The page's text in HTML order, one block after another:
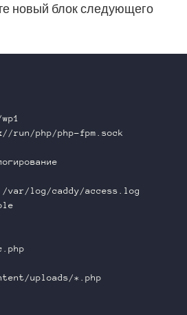
новый блок следующего
run/php/php-fpm.sock
var/log/caddy/access.log
uploads/*.php